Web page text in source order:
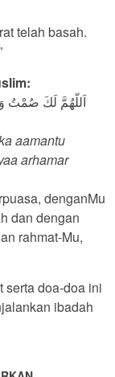
telah basah.
اَللّهُمَّ لَكَ صُمْتُ
aamantu
arhamar
denganMu
dan dengan
rahmat-Mu,
serta doa-doa ini
ibadah